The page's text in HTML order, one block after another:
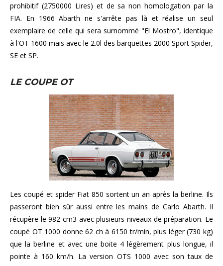
prohibitif (2750000 Lires) et de sa non homologation par la
FIA. En 1966 Abarth ne s'arrête pas là et réalise un seul
exemplaire de celle qui sera surnommé "El Mostro", identique
à l'OT 1600 mais avec le 2.0l des barquettes 2000 Sport Spider,
SE et SP.
LE COUPE OT
Les coupé et spider Fiat 850 sortent un an après la berline. Ils
passeront bien sûr aussi entre les mains de Carlo Abarth. Il
récupère le 982 cm3 avec plusieurs niveaux de préparation. Le
coupé OT 1000 donne 62 ch à 6150 tr/min, plus léger (730 kg)
que la berline et avec une boite 4 légèrement plus longue, il
pointe à 160 km/h. La version OTS 1000 avec son taux de